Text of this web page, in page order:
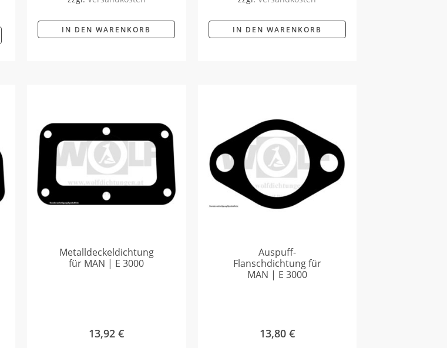
IN DEN WARENKORB IN DEN WARENKORB
Metalldeckeldichtung
für MAN | E 3000
13,92€
Auspuff-
Flanschdichtung für
MAN | E 3000
13,80 €